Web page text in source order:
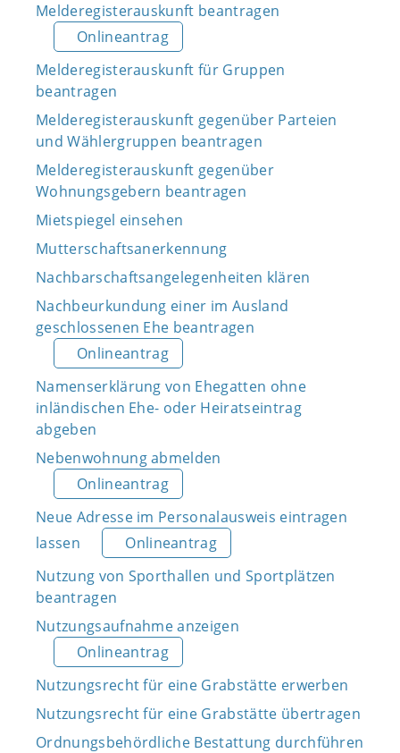
Melderegisterauskunft beantragen
Onlineantrag
Melderegisterauskunft für Gruppen
beantragen
Melderegisterauskunft gegenüber Parteien
und Wählergruppen beantragen
Melderegisterauskunft gegenüber
Wohnungsgebern beantragen
Mietspiegel einsehen
Mutterschaftsanerkennung
Nachbarschaftsangelegenheiten klären
Nachbeurkundung einer im Ausland
geschlossenen Ehe beantragen
Onlineantrag
Namenserklärung von Ehegatten ohne
inländischen Ehe- oder Heiratseintrag
abgeben
Nebenwohnung abmelden
Onlineantrag
Neue Adresse im Personalausweis eintragen
lassen
Onlineantrag
Nutzung von Sporthallen und Sportplätzen
beantragen
Nutzungsaufnahme anzeigen
Onlineantrag
Nutzungsrecht für eine Grabstätte erwerben
Nutzungsrecht für eine Grabstätte übertragen
Ordnungsbehördliche Bestattung durchführen